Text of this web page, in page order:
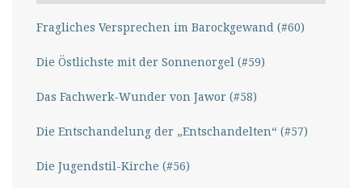
Fragliches Versprechen im Barockgewand (#60)
Die Östlichste mit der Sonnenorgel (#59)
Das Fachwerk-Wunder von Jawor (#58)
Die Entschandelung der „Entschandelten“ (#57)
Die Jugendstil-Kirche (#56)